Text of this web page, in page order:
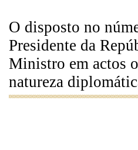
O disposto no
Presidente da
Ministro em actos
natureza